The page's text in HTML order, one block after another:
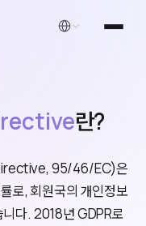
한국어
란?
95/46/EC)은
로, 회원국의 개인정보
니다. 2018년 GDPR로